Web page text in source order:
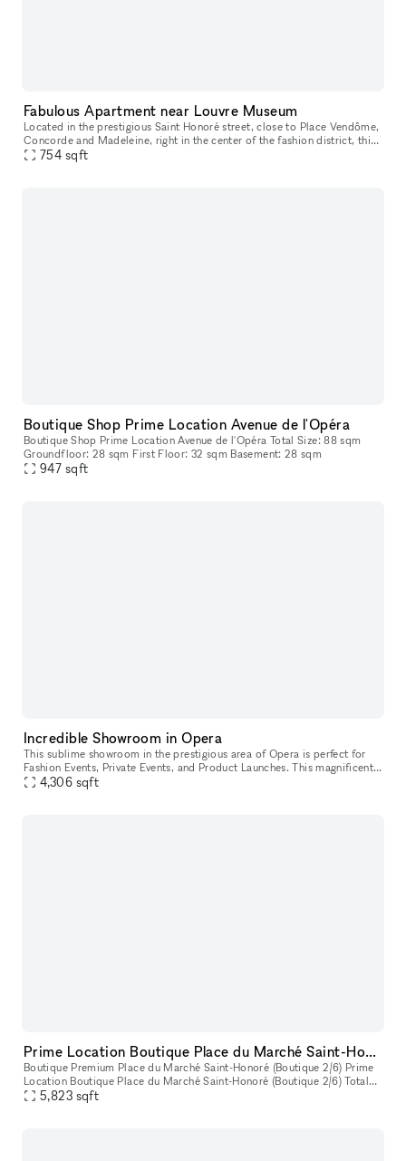
Fabulous Apartment near Louvre Museum
Located in the prestigious Saint Honoré street, close to Place Vendôme,
Concorde and Madeleine, right in the center of the fashion district, this
gorgeous loft is the place for brands to host a produ
754 sqft
Boutique Shop Prime Location Avenue de l'Opéra
Boutique Shop Prime Location Avenue de l'Opéra Total Size: 88 sqm
Groundfloor: 28 sqm First Floor: 32 sqm Basement: 28 sqm
947 sqft
Incredible Showroom in Opera
This sublime showroom in the prestigious area of Opera is perfect for
Fashion Events, Private Events, and Product Launches. This magnificent
mansion is a rare Parisian gem. A long pathway leads to t
4,306 sqft
Prime Location Boutique Place du Marché Saint-Honoré (Boutique 2/6)
Boutique Premium Place du Marché Saint-Honoré (Boutique 2/6) Prime
Location Boutique Place du Marché Saint-Honoré (Boutique 2/6) Total
Size: 541 sqm Location: Ground Floor Boutique on street
5,823 sqft